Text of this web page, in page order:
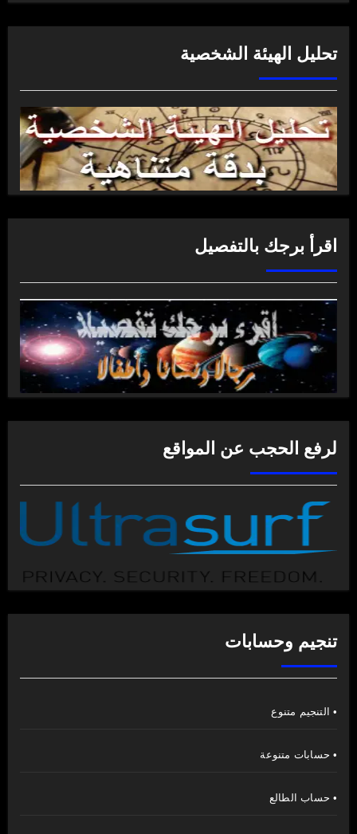
تحليل الهيئة الشخصية
اقرأ برجك بالتفصيل
لرفع الحجب عن المواقع
تنجيم وحسابات
• التنجيم متنوع
• حسابات متنوعة
• حساب الطالع